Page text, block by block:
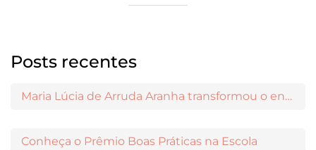
Posts recentes
Maria Lúcia de Arruda Aranha transformou o ensino de Filosofia no Brasil
Conheça o Prêmio Boas Práticas na Escola